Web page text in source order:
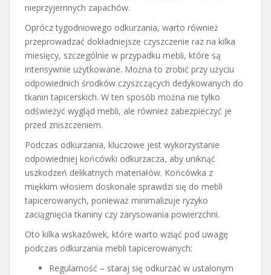
nieprzyjemnych zapachów.
Oprócz tygodniowego odkurzania, warto również
przeprowadzać dokładniejsze czyszczenie raz na kilka
miesięcy, szczególnie w przypadku mebli, które są
intensywnie użytkowane. Można to zrobić przy użyciu
odpowiednich środków czyszczących dedykowanych do
tkanin tapicerskich. W ten sposób można nie tylko
odświeżyć wygląd mebli, ale również zabezpieczyć je
przed zniszczeniem.
Podczas odkurzania, kluczowe jest wykorzystanie
odpowiedniej końcówki odkurzacza, aby uniknąć
uszkodzeń delikatnych materiałów. Końcówka z
miękkim włosiem doskonale sprawdzi się do mebli
tapicerowanych, ponieważ minimalizuje ryzyko
zaciągnięcia tkaniny czy zarysowania powierzchni.
Oto kilka wskazówek, które warto wziąć pod uwagę
podczas odkurzania mebli tapicerowanych:
Regularność – staraj się odkurzać w ustalonym